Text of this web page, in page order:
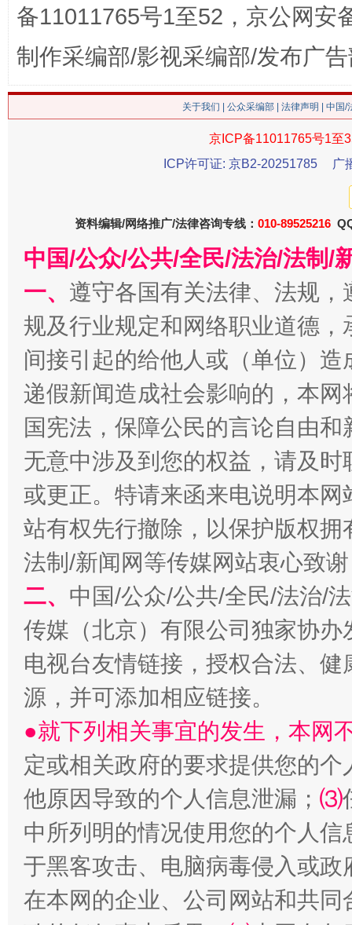
这是一记警钟！ 谢
今
习近平的博鳌关键词
魏明
“刷贴”乱象丛生
揭批美国五大"原罪" "炒
备11011765号1至52，京公网安
制作采编部/影视采编部/发布广
关于我们 公众采编部 法律声明 | 中国
京ICP备11011765号1至
ICP许可证: 京B2-20251785
广
资料编辑/网络推广/法律咨询专线： 010-89525216
中国/公众/公共/全民/法治/法制/
一、 遵守各国有关法律、法规
规及行业规定和网络职业道德
间接引起的给他人或（单位）
递假新闻造成社会影响的，本
国宪法，保障公民的言论自由
无意中涉及到您的权益，请及
或更正。特请来函来电说明本
站有权先行撤除，以保护版权
法制/新闻网等传媒网站衷心致
二、 中国/公众/公共/全民/法治/
传媒（北京）有限公司独家协
电视台友情链接，授权合法、
源，并可添加相应链接。
●就下列相关事宜的发生，本网
定或相关政府的要求提供您的个
他原因导致的个人信息泄漏； ⑶
中所列明的情况使用您的个人
于黑客攻击、电脑病毒侵入或
在本网的企业、公司网站和共